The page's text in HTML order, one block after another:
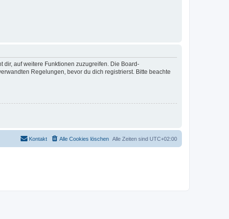
auf weitere Funktionen zuzugreifen. Die Board-
Regelungen, bevor du dich registrierst. Bitte beachte
Alle Zeiten sind UTC+02:00
Alle Cookies löschen
Kontakt